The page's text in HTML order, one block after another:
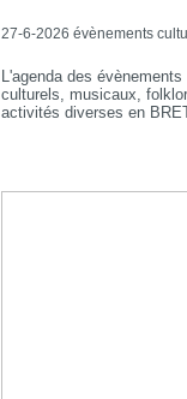
27-6-2026 évènements
L'agenda des évènements
culturels, musicaux,
activités diverses en